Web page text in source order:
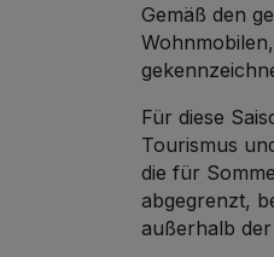
Gemäß den
Für diese
Tourismus
die für
abgegrenzt,
außerhalb